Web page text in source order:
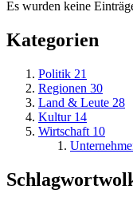
Es wurden keine
Kategorien
Politik 21
Regionen 30
Land & Leute 28
Kultur 14
Wirtschaft 10